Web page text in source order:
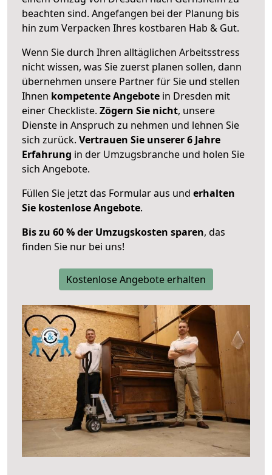
beachten sind. Angefangen bei der Planung bis
hin zum Verpacken Ihres kostbaren Hab & Gut.
Wenn Sie durch Ihren alltäglichen Arbeitsstress
nicht wissen, was Sie zuerst planen sollen, dann
übernehmen unsere Partner für Sie und stellen
Ihnen kompetente Angebote in Dresden mit
einer Checkliste. Zögern Sie nicht, unsere
Dienste in Anspruch zu nehmen und lehnen Sie
sich zurück. Vertrauen Sie unserer 6 Jahre
Erfahrung in der Umzugsbranche und holen Sie
sich Angebote.
Füllen Sie jetzt das Formular aus und erhalten
Sie kostenlose Angebote.
Bis zu 60 % der Umzugskosten sparen, das
finden Sie nur bei uns!
Kostenlose Angebote erhalten